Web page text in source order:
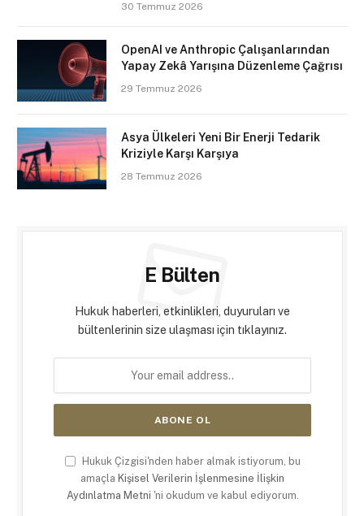
30 Temmuz 2026
OpenAI ve Anthropic Çalışanlarından
Yapay Zekâ Yarışına Düzenleme Çağrısı
29 Temmuz 2026
Asya Ülkeleri Yeni Bir Enerji Tedarik
Kriziyle Karşı Karşıya
28 Temmuz 2026
E Bülten
Hukuk haberleri, etkinlikleri, duyuruları ve
bültenlerinin size ulaşması için tıklayınız.
Hukuk Çizgisi'nden haber almak istiyorum, bu
amaçla Kişisel Verilerin İşlenmesine İlişkin
Aydınlatma Metni 'ni okudum ve kabul ediyorum.